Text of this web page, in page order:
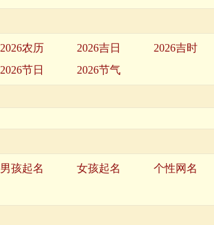
2026农历 2026吉日
2026吉时
2026节日 2026节气
男孩起名 女孩起名
个性网名